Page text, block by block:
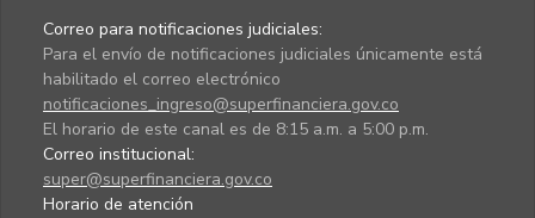
Correo para notificaciones judiciales:
Para el envío de notificaciones judiciales únicamente está
habilitado el correo electrónico
notificaciones_ingreso@superfinanciera.gov.co
El horario de este canal es de 8:15 a.m. a 5:00 p.m.
Correo institucional:
super@superfinanciera.gov.co
Horario de atención